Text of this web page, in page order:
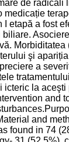
de
etapă a fost
şi
a
icteric la aceşti
and
found in 74